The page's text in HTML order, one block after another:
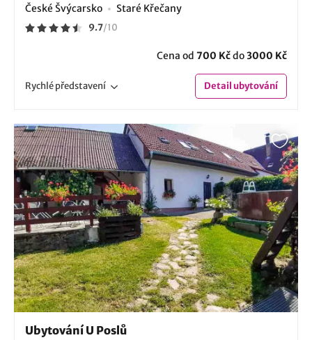
České Švýcarsko Staré Křečany
9.7/10
Cena od 700 Kčdo3000 Kč
Rychlépředstavení Detailubytování
Ubytování U Poslů